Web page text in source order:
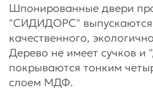
Шпонированные двери
"СИДИДОРС" выпускаются
качественного,
Дерево не имеет сучков и
покрываются тонким
слоем МДФ.